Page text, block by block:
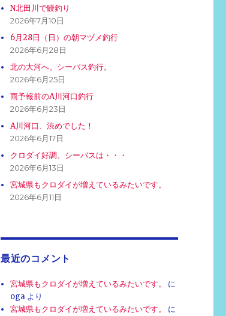
N北田川で鰻釣り
2026年7月10日
6月28日（日）の朝マヅメ釣行
2026年6月28日
北の大河へ。シーバス釣行。
2026年6月25日
雨予報前のA川河口釣行
2026年6月23日
A川河口、渋めでした！
2026年6月17日
クロダイ好調、シーバスは・・・
2026年6月13日
宮城県もクロダイが増えているみたいです。
2026年6月11日
最近のコメント
宮城県もクロダイが増えているみたいです。
に
oga より
宮城県もクロダイが増えているみたいです。
に